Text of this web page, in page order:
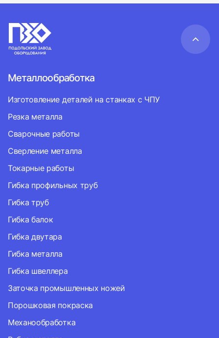
Металлообработка
Изготовление деталей на станках с ЧПУ
Резка металла
Сварочные работы
Сверление металла
Токарные работы
Гибка профильных труб
Гибка труб
Гибка балок
Гибка двутара
Гибка металла
Гибка швеллера
Заточка промышленных ножей
Порошковая покраска
Механообработка